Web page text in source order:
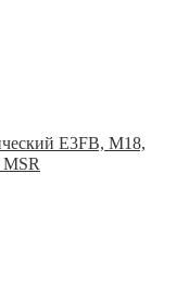
E3FB, M18,
MSR